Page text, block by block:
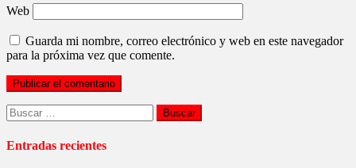
Web
Guarda mi nombre, correo electrónico y web en este navegador
para la próxima vez que comente.
Buscar:
Entradas recientes